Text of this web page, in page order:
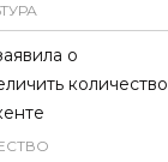
о
количество